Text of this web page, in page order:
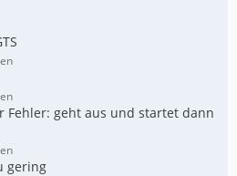
Fehler: geht aus und startet dann
gering